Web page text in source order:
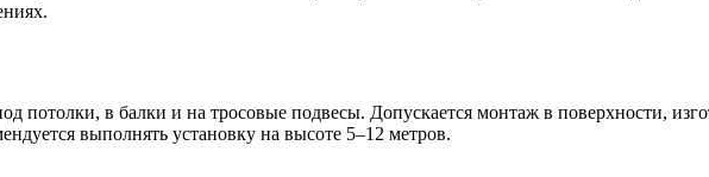
потолки, в балки и на тросовые подвесы. Допускается монтаж в поверхности,
выполнять установку на высоте 5–12 метров.